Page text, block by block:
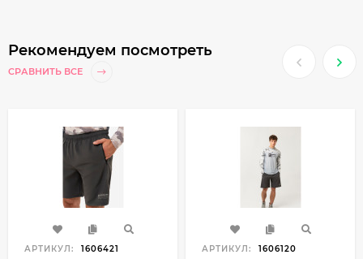
Рекомендуем посмотреть
СРАВНИТЬ ВСЕ
АРТИКУЛ: 1606421 АРТИКУЛ: 1606120